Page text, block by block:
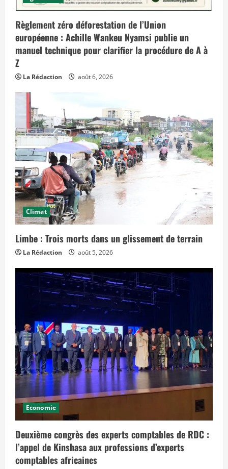
t
d
s
e
f
f
e
d
t
e
m
p
»
Règlement zéro déforestation de l’Union
européenne : Achille Wankeu Nyamsi publie un
manuel technique pour clarifier la procédure de A à
Z
La Rédaction août 6, 2026
Climat
Limbe : Trois morts dans un glissement de terrain
La Rédaction août 5, 2026
Economie
Deuxième congrès des experts comptables de RDC :
l’appel de Kinshasa aux professions d’experts
comptables africaines